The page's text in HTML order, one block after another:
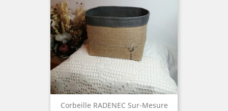
Corbeille RADENEC Sur-Mesure